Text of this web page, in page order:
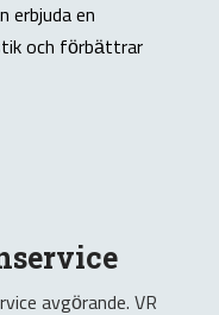
erbjuda en
och förbättrar
avgörande. VR